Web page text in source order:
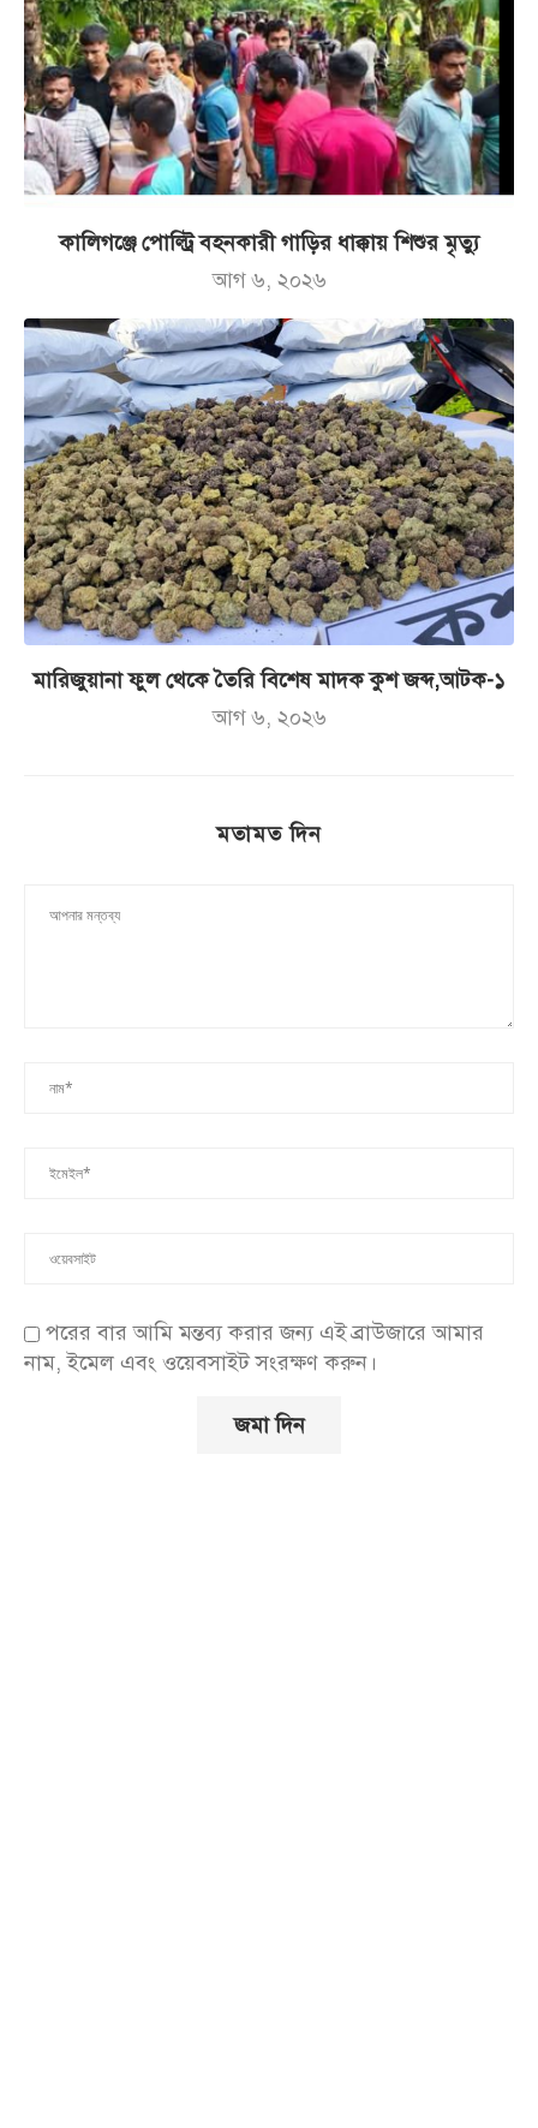
কালিগঞ্জে পোল্ট্রি বহনকারী গাড়ির ধাক্কায় শিশুর মৃত্যু
আগ ৬, ২০২৬
মারিজুয়ানা ফুল থেকে তৈরি বিশেষ মাদক কুশ জব্দ,আটক-১
আগ ৬, ২০২৬
মতামত দিন
পরের বার আমি মন্তব্য করার জন্য এই ব্রাউজারে আমার
নাম, ইমেল এবং ওয়েবসাইট সংরক্ষণ করুন।